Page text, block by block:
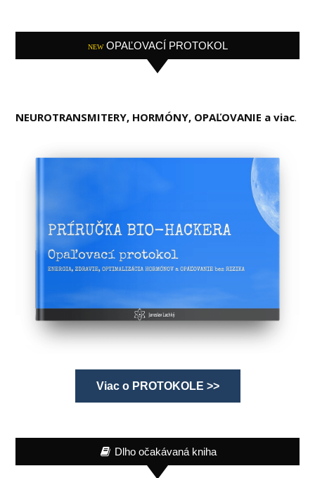
NEW OPAĽOVACÍ PROTOKOL
NEUROTRANSMITERY, HORMÓNY, OPAĽOVANIE a viac.
Viac o PROTOKOLE >>
Dlho očakávaná kniha